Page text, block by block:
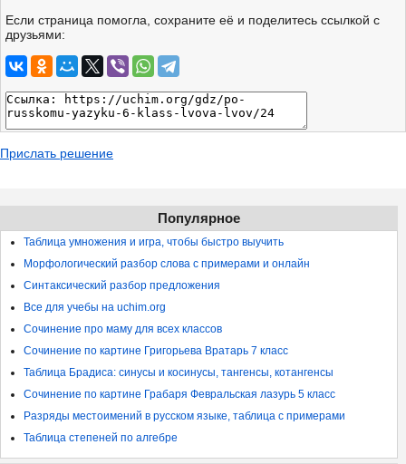
Если страница помогла, сохраните её и поделитесь ссылкой с
друзьями:
Прислать решение
Популярное
Таблица умножения и игра, чтобы быстро выучить
Морфологический разбор слова с примерами и онлайн
Синтаксический разбор предложения
Все для учебы на uchim.org
Сочинение про маму для всех классов
Сочинение по картине Григорьева Вратарь 7 класс
Таблица Брадиса: синусы и косинусы, тангенсы, котангенсы
Сочинение по картине Грабаря Февральская лазурь 5 класс
Разряды местоимений в русском языке, таблица с примерами
Таблица степеней по алгебре